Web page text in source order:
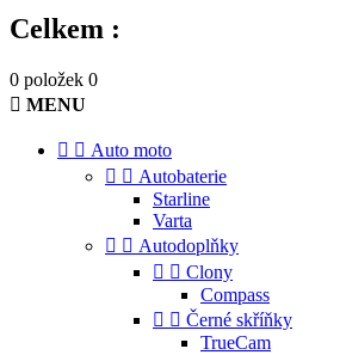
Celkem :
0 položek 0
 MENU
  Auto moto
  Autobaterie
Starline
Varta
  Autodoplňky
  Clony
Compass
  Černé skříňky
TrueCam